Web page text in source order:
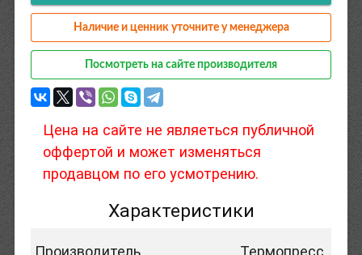
Наличие и ценник уточните у менеджера
Посмотреть на сайте производителя
Цена на сайте не являеться публичной
оффертой и может изменяться
продавцом по его усмотрению.
Характеристики
Производитель Термопресс